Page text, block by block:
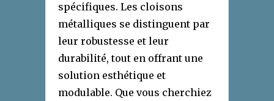
spécifiques. Les cloisons
métalliques se distinguent par
leur robustesse et leur
durabilité, tout en offrant une
solution esthétique et
modulable. Que vous cherchiez